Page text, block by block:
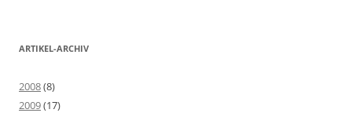
ARTIKEL-ARCHIV
2008(8)
2009(17)